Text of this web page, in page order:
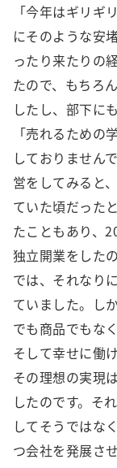
「今年はギリ
にそのような安
ったり来たりの
たので、もちろ
したし、部下に
「売れるための
しておりません
営をしてみると
ていた頃だった
たこともあり、
独立開業をした
では、それなり
ていました。し
でも商品でもな
そして幸せに働
その理想の実現
したのです。そ
してそうではな
つ会社を発展さ